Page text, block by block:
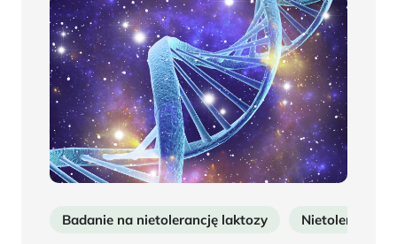
Badanie na nietolerancję laktozy Nietolerancja